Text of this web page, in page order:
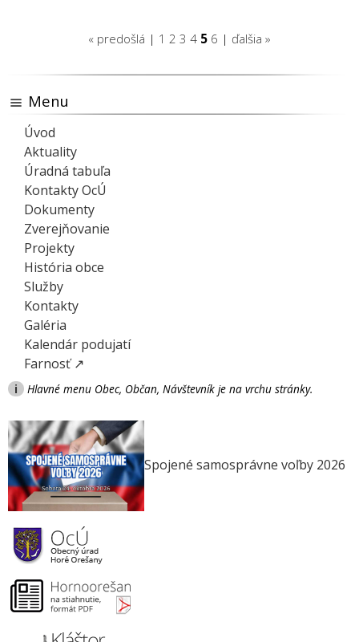
« predošlá | 1 2 3 4 5 6 | ďalšia »
Menu
Úvod
Aktuality
Úradná tabuľa
Kontakty OcÚ
Dokumenty
Zverejňovanie
Projekty
História obce
Služby
Kontakty
Galéria
Kalendár podujatí
Farnosť ↗
i Hlavné menu Obec, Občan, Návštevník je na vrchu stránky.
Spojené samosprávne voľby 2026